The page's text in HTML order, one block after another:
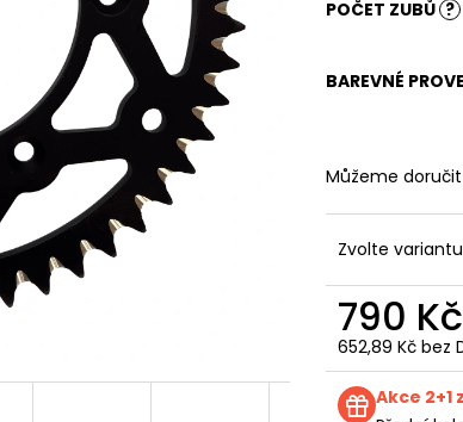
POČET ZUBŮ ?
BAREVNÉ
Můžeme
Zvolte variantu
790 Kč
652,89 Kč bez
Měrná
cena:Akce 2+1
KOLEČKO FANTIC XXF 250 (22-24) E250
199 Kč